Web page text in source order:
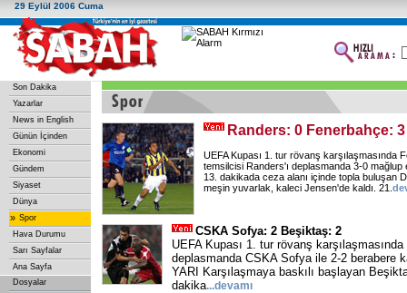
29 Eylül 2006 Cuma
Son Dakika
Yazarlar
News in English
Günün İçinden
Ekonomi
Gündem
Siyaset
Dünya
» Spor
Hava Durumu
Sarı Sayfalar
Ana Sayfa
Dosyalar
Randers: 0 Fenerbahçe: 3
UEFA Kupası 1. tur rövanş karşılaşmasında
temsilcisi Randers'ı deplasmanda 3-0 mağlup
13. dakikada ceza alanı içinde topla buluşan
meşin yuvarlak, kaleci Jensen'de kaldı. 21.
CSKA Sofya: 2 Beşiktaş: 2
UEFA Kupası 1. tur rövanş
deplasmanda CSKA Sofya ile 2-2 berabere
YARI Karşılaşmaya baskılı başlayan
dakika...devamı